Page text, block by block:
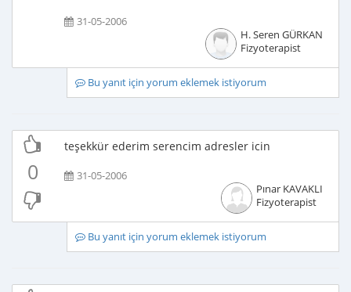
31-05-2006
H. Seren GÜRKAN
Fizyoterapist
Bu yanıt için yorum eklemek istiyorum
0
teşekkür ederim serencim adresler icin
31-05-2006
Pınar KAVAKLI
Fizyoterapist
Bu yanıt için yorum eklemek istiyorum